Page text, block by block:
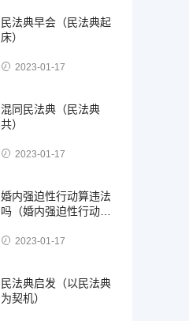
民法典早会（民法典起
床）
2023-01-17
混同民法典（民法典
共）
2023-01-17
婚内强迫性行动算违法
吗（婚内强迫性行动算
2023-01-17
民法典启发（以民法典
为契机）